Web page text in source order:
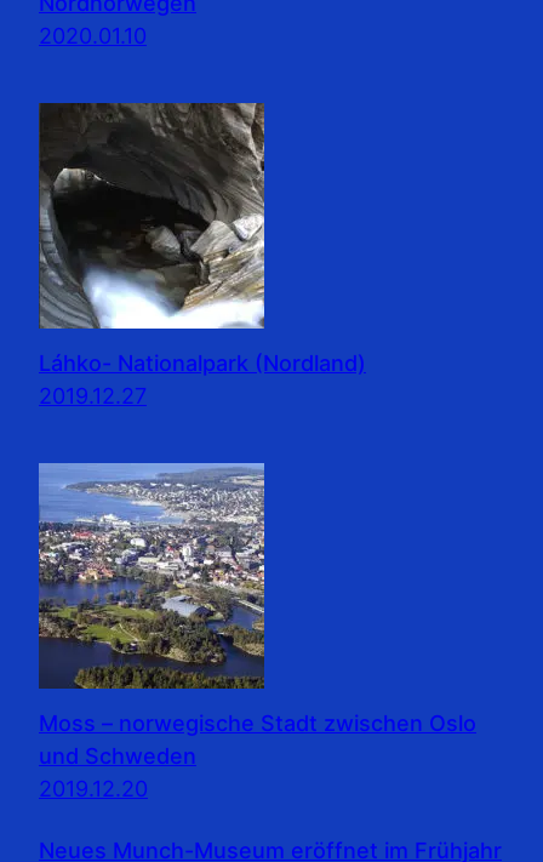
2020.01.10
Láhko- Nationalpark (Nordland)
2019.12.27
Moss – norwegische Stadt zwischen Oslo
und Schweden
2019.12.20
Neues Munch-Museum eröffnet im Frühjahr